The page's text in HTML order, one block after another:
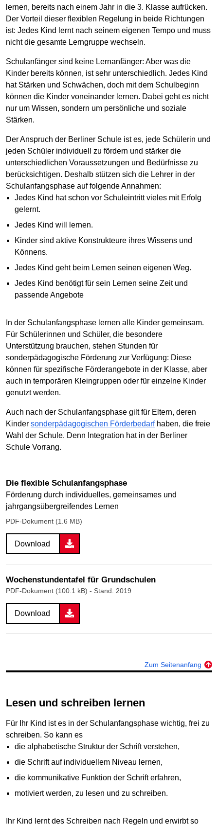
lernen, bereits nach einem Jahr in die 3. Klasse aufrücken.
Der Vorteil dieser flexiblen Regelung in beide Richtungen
ist: Jedes Kind lernt nach seinem eigenen Tempo und muss
nicht die gesamte Lerngruppe wechseln.
Schulanfänger sind keine Lernanfänger: Aber was die
Kinder bereits können, ist sehr unterschiedlich. Jedes Kind
hat Stärken und Schwächen, doch mit dem Schulbeginn
können die Kinder voneinander lernen. Dabei geht es nicht
nur um Wissen, sondern um persönliche und soziale
Stärken.
Der Anspruch der Berliner Schule ist es, jede Schülerin und
jeden Schüler individuell zu fördern und stärker die
unterschiedlichen Voraussetzungen und Bedürfnisse zu
berücksichtigen. Deshalb stützen sich die Lehrer in der
Schulanfangsphase auf folgende Annahmen:
Jedes Kind hat schon vor Schuleintritt vieles mit Erfolg
gelernt.
Jedes Kind will lernen.
Kinder sind aktive Konstrukteure ihres Wissens und
Könnens.
Jedes Kind geht beim Lernen seinen eigenen Weg.
Jedes Kind benötigt für sein Lernen seine Zeit und
passende Angebote
In der Schulanfangsphase lernen alle Kinder gemeinsam.
Für Schülerinnen und Schüler, die besondere
Unterstützung brauchen, stehen Stunden für
sonderpädagogische Förderung zur Verfügung: Diese
können für spezifische Förderangebote in der Klasse, aber
auch in temporären Kleingruppen oder für einzelne Kinder
genutzt werden.
Auch nach der Schulanfangsphase gilt für Eltern, deren
Kinder sonderpädagogischen Förderbedarfhaben, die freie
Wahl der Schule. Denn Integration hat in der Berliner
Schule Vorrang.
Die flexible Schulanfangsphase
Förderung durch individuelles, gemeinsames und
jahrgangsübergreifendes Lernen
PDF-Dokument (1.6 MB)
Download
Wochenstundentafel für Grundschulen
PDF-Dokument (100.1 kB) - Stand: 2019
Download
Zum Seitenanfang
Lesen und schreiben lernen
Für Ihr Kind ist es in der Schulanfangsphase wichtig, frei zu
schreiben. So kann es
die alphabetische Struktur der Schrift verstehen,
die Schrift auf individuellem Niveau lernen,
die kommunikative Funktion der Schrift erfahren,
motiviert werden, zu lesen und zu schreiben.
Ihr Kind lernt des Schreiben nach Regeln und erwirbt so